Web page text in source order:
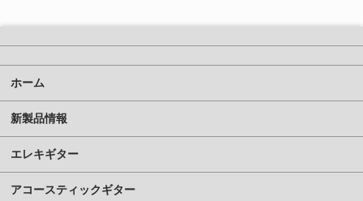
ホーム
新製品情報
エレキギター
アコースティックギター